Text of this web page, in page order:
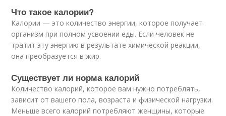
Что такое калории?
Калории — это количество энергии, которое получает
организм при полном усвоении еды. Если человек не
тратит эту энергию в результате химической реакции,
она преобразуется в жир.
Существует ли норма калорий
Количество калорий, которое вам нужно потреблять,
зависит от вашего пола, возраста и физической нагрузки.
Меньше всего калорий потребляют женщины, которые